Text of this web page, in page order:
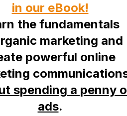
in our eBook!
the fundamentals
marketing and
powerful online
spending a penny
ads.